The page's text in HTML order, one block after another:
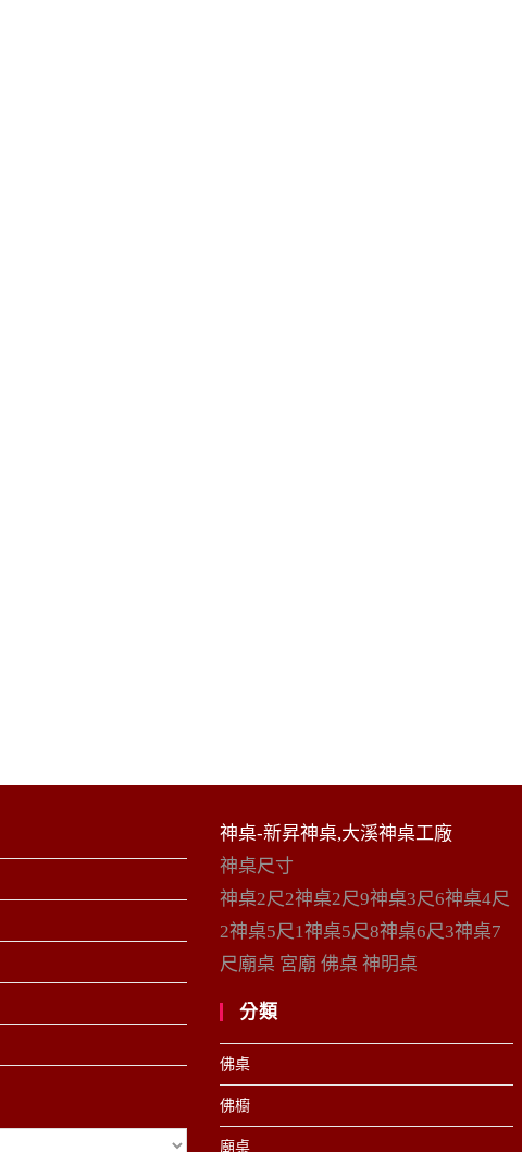
神桌-新昇神桌,大溪神桌工廠
神桌尺寸
神桌2尺2神桌2尺9神桌3尺6神桌4尺
2神桌5尺1神桌5尺8神桌6尺3神桌7
尺廟桌 宮廟 佛桌 神明桌
分類
佛桌
佛櫥
廟桌